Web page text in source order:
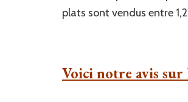
plats sont vendus entre
Voici notre avis